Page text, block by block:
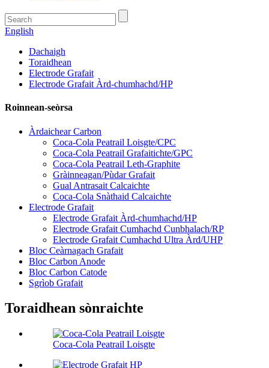
English
Dachaigh
Toraidhean
Electrode Grafait
Electrode Grafait Àrd-chumhachd/HP
Roinnean-seòrsa
Àrdaichear Carbon
Coca-Cola Peatrail Loisgte/CPC
Coca-Cola Peatrail Grafaitichte/GPC
Coca-Cola Peatrail Leth-Graphite
Gràinneagan/Pùdar Grafait
Gual Antrasait Calcaichte
Coca-Cola Snàthaid Calcaichte
Electrode Grafait
Electrode Grafait Àrd-chumhachd/HP
Electrode Grafait Cumhachd Cunbhalach/RP
Electrode Grafait Cumhachd Ultra Àrd/UHP
Bloc Ceàrnagach Grafait
Bloc Carbon Anode
Bloc Carbon Catode
Sgrìob Grafait
Toraidhean sònraichte
Coca-Cola Peatrail Loisgte